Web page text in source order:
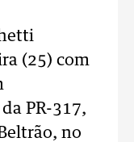
(25) com
PR-317,
no